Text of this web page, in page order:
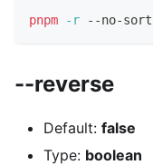
pnpm -r --no-sort
--reverse
Default: false
Type: boolean